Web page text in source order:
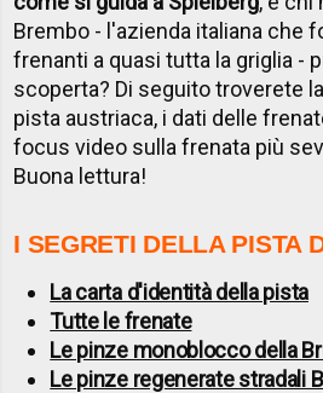
Brembo - l'azienda italiana che
frenanti a quasi tutta la griglia -
scoperta? Di seguito troverete
pista austriaca, i dati delle
focus video sulla frenata più
Buona lettura!
I SEGRETI DELLA PISTA
La carta d'identità della pista
Tutte le frenate
Le pinze monoblocco della
Le pinze regenerate stradali